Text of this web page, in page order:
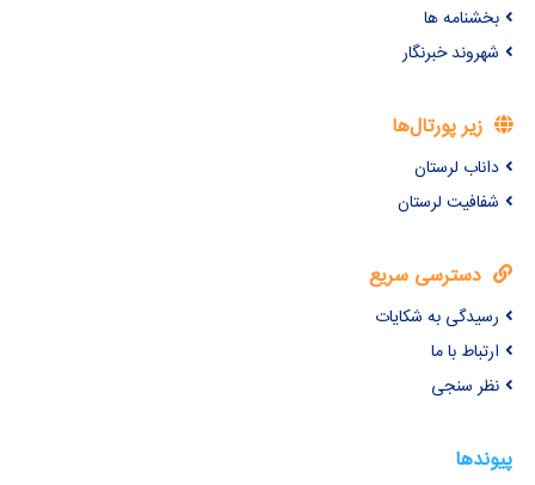
بخشنامه ها
شهروند خبرنگار
زیر پورتال‌ها
داناب لرستان
شفافیت لرستان
دسترسی سریع
رسیدگی به شکایات
ارتباط با ما
نظر سنجی
پیوندها